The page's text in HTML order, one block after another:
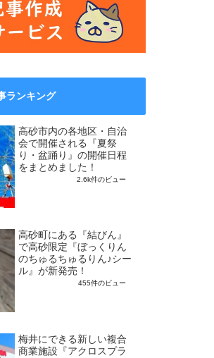
ンキング
高砂市内の各地区・自治
会で開催される『夏祭
り・盆踊り』の開催日程
をまとめました！
2.6k件のビュー
高砂町にある『結びん』
で高砂限定『ぼっくりん
のちゅるちゅるりん♪シー
ル』が新発売！
455件のビュー
梅井にできる新しい複合
商業施設『アクロスプラ